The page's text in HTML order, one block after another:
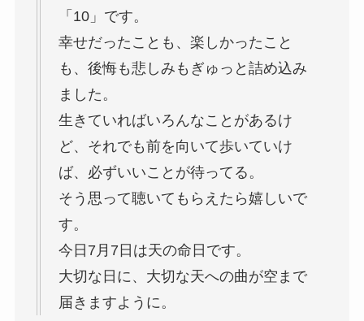
「10」です。
幸せだったことも、楽しかったこと
も、後悔も悲しみもぎゅっと詰め込み
ました。
生きていればいろんなことがあるけ
ど、それでも前を向いて歩いていけ
ば、必ずいいことが待ってる。
そう思って聴いてもらえたら嬉しいで
す。
今日7月7日は天の命日です。
大切な日に、大切な天への曲が空まで
届きますように。